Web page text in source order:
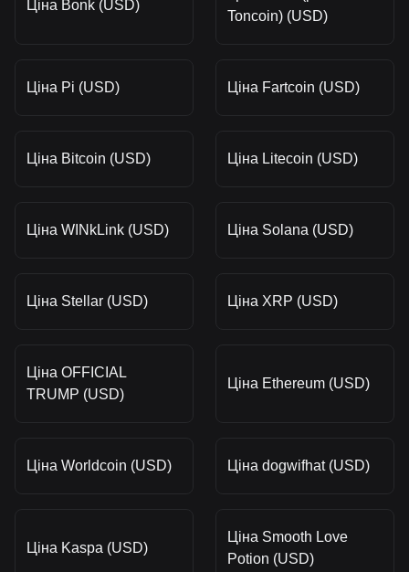
Ціна Bonk (USD)
Toncoin) (USD)
Ціна Pi (USD) Ціна Fartcoin (USD)
Ціна Bitcoin (USD) Ціна Litecoin (USD)
Ціна WINkLink (USD) Ціна Solana (USD)
Ціна Stellar (USD) Ціна XRP (USD)
Ціна OFFICIAL
TRUMP (USD)
Ціна Ethereum (USD)
Ціна Worldcoin (USD) Ціна dogwifhat (USD)
Ціна Kaspa (USD)
Ціна Smooth Love
Potion (USD)